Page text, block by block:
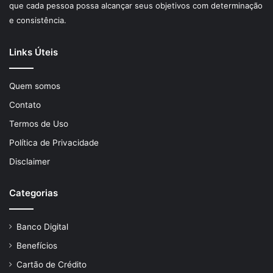
que cada pessoa possa alcançar seus objetivos com determinação
e consistência.
Links Úteis
Quem somos
Contato
Termos de Uso
Política de Privacidade
Disclaimer
Categorias
Banco Digital
Benefícios
Cartão de Crédito